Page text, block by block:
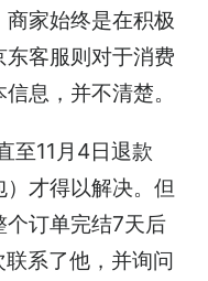
家始终是在积极
客服则对于消费
息，并不清楚。
至11月4日退款
）才得以解决。但
订单完结7天后
系了他，并询问